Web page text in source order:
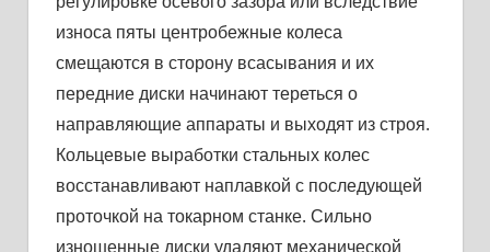
износа пяты центробежные колеса
смещаются в сторону всасыва­ния и их
передние диски начинают тереться о
направляющие ап­параты и выходят из строя.
Кольцевые выработки стальных колес
восстанавливают наплавкой с последующей
проточкой на токарном станке. Сильно
изношенные диски удаляют механиче­ской